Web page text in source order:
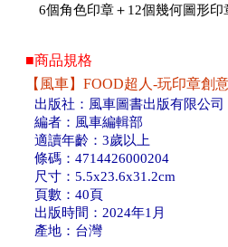
6個角色印章＋12個幾何圖形印
■商品規格
【風車】FOOD超人-玩印章創
出版社：風車圖書出版有限公司
編者：風車編輯部
適讀年齡：3歲以上
條碼：4714426000204
尺寸：5.5x23.6x31.2cm
頁數：40頁
出版時間：2024年1月
產地：台灣